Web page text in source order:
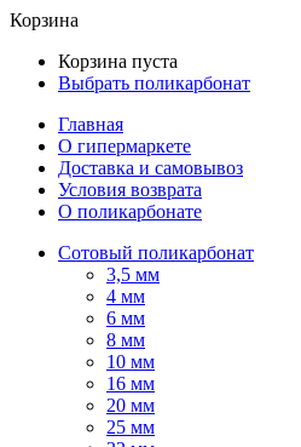
Корзина
Корзина пуста
Выбрать поликарбонат
Главная
О гипермаркете
Доставка и самовывоз
Условия возврата
О поликарбонате
Сотовый поликарбонат
3,5 мм
4 мм
6 мм
8 мм
10 мм
16 мм
20 мм
25 мм